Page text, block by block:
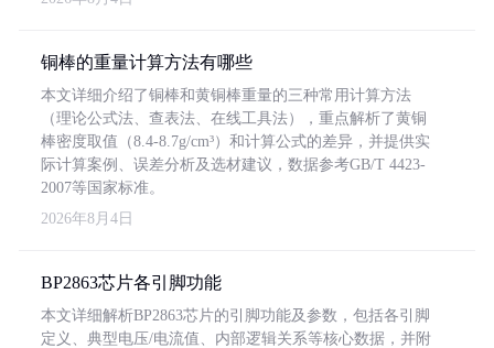
铜棒的重量计算方法有哪些
本文详细介绍了铜棒和黄铜棒重量的三种常用计算方法
（理论公式法、查表法、在线工具法），重点解析了黄铜
棒密度取值（8.4-8.7g/cm³）和计算公式的差异，并提供实
际计算案例、误差分析及选材建议，数据参考GB/T 4423-
2007等国家标准。
2026年8月4日
BP2863芯片各引脚功能
本文详细解析BP2863芯片的引脚功能及参数，包括各引脚
定义、典型电压/电流值、内部逻辑关系等核心数据，并附